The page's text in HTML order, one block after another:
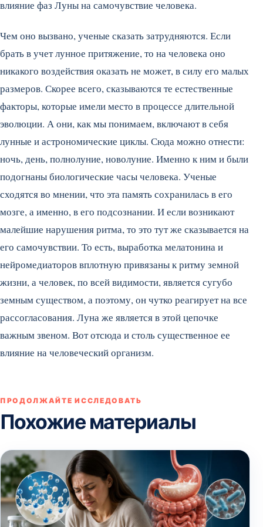
влияние фаз Луны на самочувствие человека.
Чем оно вызвано, ученые сказать затрудняются. Если
брать в учет лунное притяжение, то на человека оно
никакого воздействия оказать не может, в силу его малых
размеров. Скорее всего, сказываются те естественные
факторы, которые имели место в процессе длительной
эволюции. А они, как мы понимаем, включают в себя
лунные и астрономические циклы. Сюда можно отнести:
ночь, день, полнолуние, новолуние. Именно к ним и были
подогнаны биологические часы человека. Ученые
сходятся во мнении, что эта память сохранилась в его
мозге, а именно, в его подсознании. И если возникают
малейшие нарушения ритма, то это тут же сказывается на
его самочувствии. То есть, выработка мелатонина и
нейромедиаторов вплотную привязаны к ритму земной
жизни, а человек, по всей видимости, является сугубо
земным существом, а поэтому, он чутко реагирует на все
рассогласования. Луна же является в этой цепочке
важным звеном. Вот отсюда и столь существенное ее
влияние на человеческий организм.
ПРОДОЛЖАЙТЕ ИССЛЕДОВАТЬ
Похожие материалы